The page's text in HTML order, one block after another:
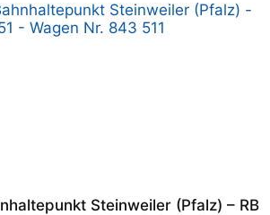
Steinweiler (Pfalz) – RB